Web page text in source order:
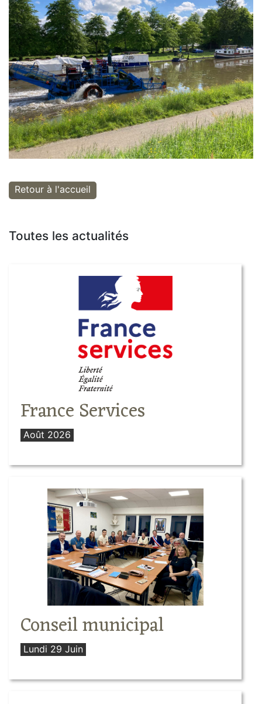
Retour à l'accueil
Toutes les actualités
France Services
Août 2026
Conseil municipal
Lundi 29 Juin